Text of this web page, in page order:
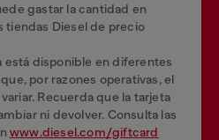
gastar la cantidad en
tiendas Diesel de precio
está disponible en diferentes
por razones operativas, el
Recuerda que la tarjeta
ni devolver. Consulta las
www.diesel.com/giftcard